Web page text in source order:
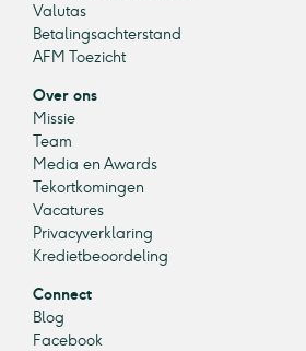
Valutas
Betalingsachterstand
AFM Toezicht
Over ons
Missie
Team
Media en Awards
Tekortkomingen
Vacatures
Privacyverklaring
Kredietbeoordeling
Connect
Blog
Facebook